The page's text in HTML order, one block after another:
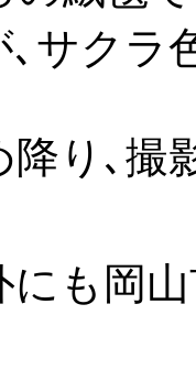
サクラ
り､撮
にも岡